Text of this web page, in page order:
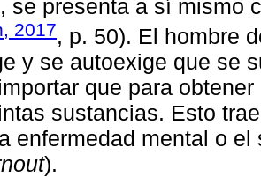
se presenta a sí mismo
2017, p. 50). El hombre
y se autoexige que se
que para
sustancias. Esto
enfermedad mental o
).